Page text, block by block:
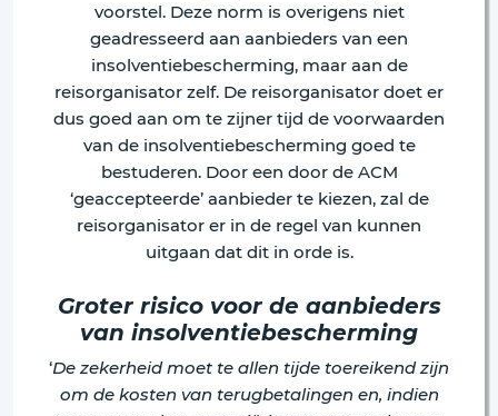
voorstel. Deze norm is overigens niet
geadresseerd aan aanbieders van een
insolventiebescherming, maar aan de
reisorganisator zelf. De reisorganisator doet er
dus goed aan om te zijner tijd de voorwaarden
van de insolventiebescherming goed te
bestuderen. Door een door de ACM
‘geaccepteerde’ aanbieder te kiezen, zal de
reisorganisator er in de regel van kunnen
uitgaan dat dit in orde is.
Groter risico voor de aanbieders
van insolventiebescherming
‘De zekerheid moet te allen tijde toereikend zijn
om de kosten van terugbetalingen en, indien